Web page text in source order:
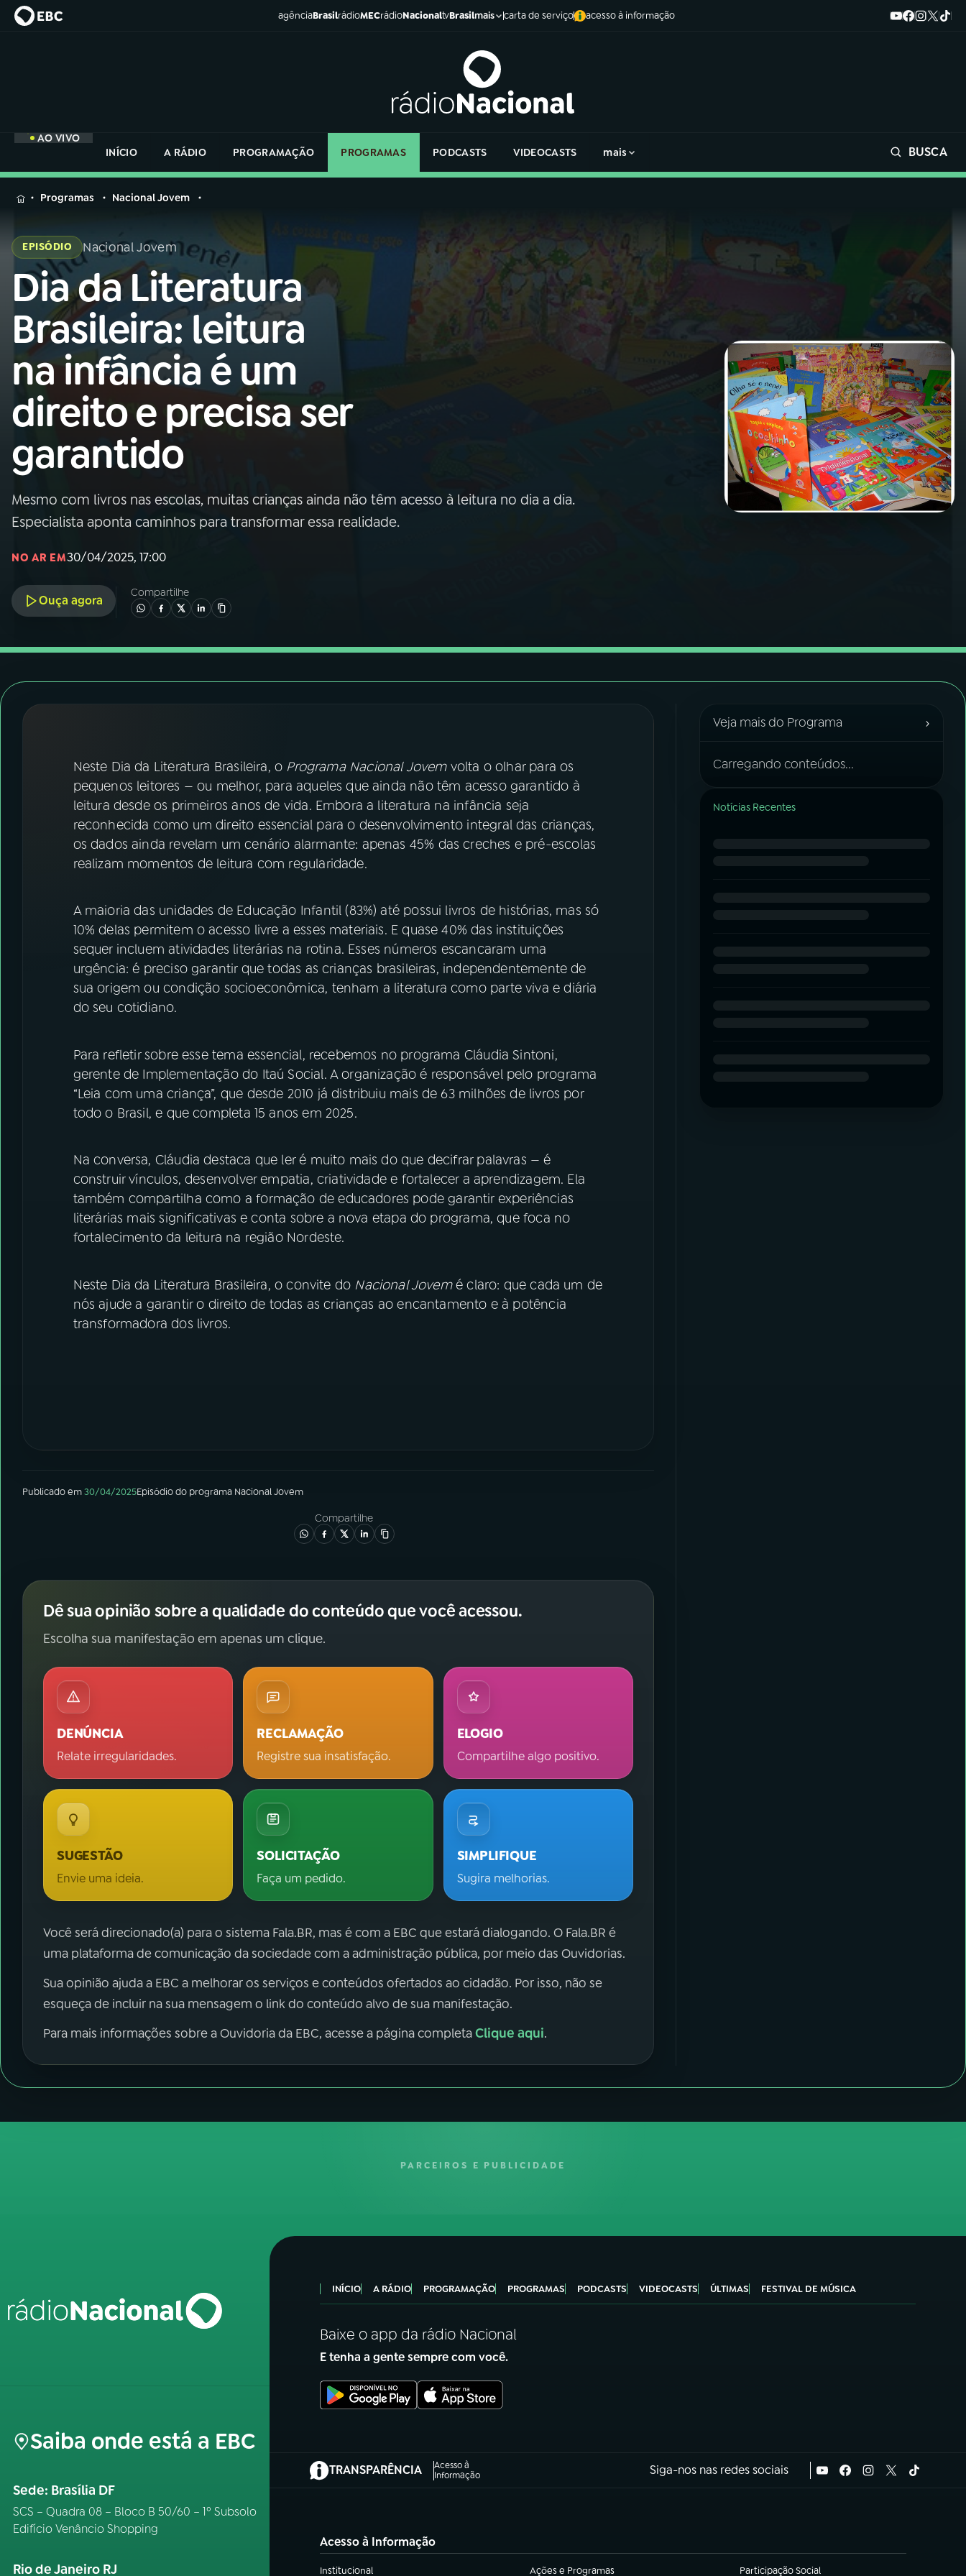
agênciaBrasilrádioMECrádioNacionaltvBrasilmais carta de serviço acesso à informação
AO VIVO
INÍCIO
A RÁDIO PROGRAMAÇÃO PROGRAMAS PODCASTS VIDEOCASTS mais BUSCA
MENU
Buscar
na
Rádio
Nacional
Buscar
AO VIVO
01 INÍCIO
02A RÁDIO
03 PROGRAMAÇÃO
04PROGRAMAS
05 PODCASTS
06VIDEOCASTS
07ÚLTIMAS
YouTube Facebook
Instagram X
na
Rádio
Nacional
Programas Nacional Jovem
EPISÓDIO Nacional Jovem
Dia da Literatura
Brasileira: leitura
na infância é um
direito e precisa ser
garantido
Mesmo com livros nas escolas, muitas crianças ainda não têm acesso à leitura no dia a dia.
Especialista aponta caminhos para transformar essa realidade.
NO AR EM30/04/2025, 17:00
Ouça agora
Compartilhe
Neste Dia da Literatura Brasileira, o Programa Nacional Jovemvolta o olhar para os
pequenos leitores — ou melhor, para aqueles que ainda não têm acesso garantido à
leitura desde os primeiros anos de vida. Embora a literatura na infância seja
reconhecida como um direito essencial para o desenvolvimento integral das crianças,
os dados ainda revelam um cenário alarmante: apenas 45% das creches e pré-escolas
realizam momentos de leitura com regularidade.
A maioria das unidades de Educação Infantil (83%) até possui livros de histórias, mas só
10% delas permitem o acesso livre a esses materiais. E quase 40% das instituições
sequer incluem atividades literárias na rotina. Esses números escancaram uma
urgência: é preciso garantir que todas as crianças brasileiras, independentemente de
sua origem ou condição socioeconômica, tenham a literatura como parte viva e diária
do seu cotidiano.
Para refletir sobre esse tema essencial, recebemos no programa Cláudia Sintoni,
gerente de Implementação do Itaú Social. A organização é responsável pelo programa
“Leia com uma criança”, que desde 2010 já distribuiu mais de 63 milhões de livros por
todo o Brasil, e que completa 15 anos em 2025.
Na conversa, Cláudia destaca que ler é muito mais do que decifrar palavras — é
construir vínculos, desenvolver empatia, criatividade e fortalecer a aprendizagem. Ela
também compartilha como a formação de educadores pode garantir experiências
literárias mais significativas e conta sobre a nova etapa do programa, que foca no
fortalecimento da leitura na região Nordeste.
Neste Dia da Literatura Brasileira, o convite do Nacional Jovemé claro: que cada um de
nós ajude a garantir o direito de todas as crianças ao encantamento e à potência
transformadora dos livros.
Publicado em30/04/2025Episódiodo programa Nacional Jovem
Compartilhe
Dê sua opinião sobre a qualidade do conteúdo que você acessou.
Escolha sua manifestação em apenas um clique.
DENÚNCIA
Relate irregularidades.
RECLAMAÇÃO
Registre sua insatisfação.
ELOGIO
Compartilhe algo positivo.
SUGESTÃO
Envie uma ideia.
SOLICITAÇÃO
Faça um pedido.
SIMPLIFIQUE
Sugira melhorias.
Você será direcionado(a) para o sistema Fala.BR, mas é com a EBC que estará dialogando. O Fala.BR é
uma plataforma de comunicação da sociedade com a administração pública, por meio das Ouvidorias.
Sua opinião ajuda a EBC a melhorar os serviços e conteúdos ofertados ao cidadão. Por isso, não se
esqueça de incluir na sua mensagem o link do conteúdo alvo de sua manifestação.
Para mais informações sobre a Ouvidoria da EBC, acesse a página completaClique aqui.
Veja mais do Programa ›
Carregando conteúdos...
Notícias Recentes
PARCEIROS E PUBLICIDADE
Saiba onde está a EBC
Sede: Brasília DF
SCS – Quadra 08 – Bloco B 50/60 – 1º Subsolo
Edifício Venâncio Shopping
Rio de Janeiro RJ
INÍCIO A RÁDIO PROGRAMAÇÃO PROGRAMAS PODCASTS VIDEOCASTS ÚLTIMAS FESTIVAL DE MÚSICA
Baixe o app da rádio Nacional
E tenha a gente sempre com você.
TRANSPARÊNCIA
Acesso à
Informação
(abre em nova aba) Siga-nos nas redes sociais
Acesso à Informação
Institucional Ações e Programas Participação Social